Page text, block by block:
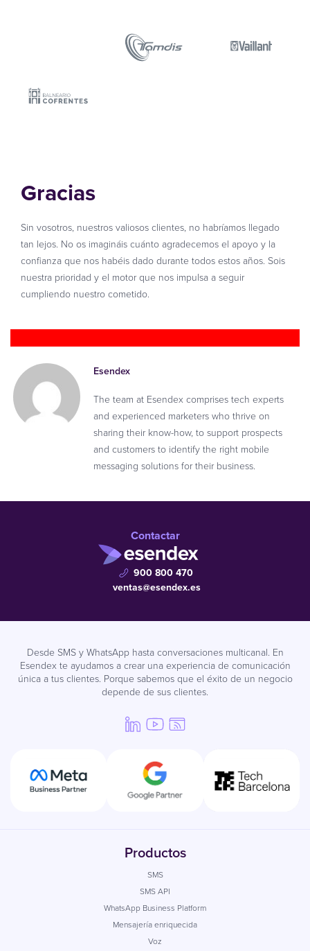
Gracias
Sin vosotros, nuestros valiosos clientes, no habríamos llegado
tan lejos. No os imagináis cuánto agradecemos el apoyo y la
confianza que nos habéis dado durante todos estos años. Sois
nuestra prioridad y el motor que nos impulsa a seguir
cumpliendo nuestro cometido.
Esendex
The team at Esendex comprises tech experts
and experienced marketers who thrive on
sharing their know-how, to support prospects
and customers to identify the right mobile
messaging solutions for their business.
Contactar
900 800 470
ventas@esendex.es
Desde SMS y WhatsApp hasta conversaciones multicanal. En
Esendex te ayudamos a crear una experiencia de comunicación
única a tus clientes. Porque sabemos que el éxito de un negocio
depende de sus clientes.
Productos
SMS
SMS API
WhatsApp Business Platform
Mensajería enriquecida
Voz